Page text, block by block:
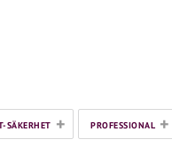
SÄKERHET + PROFESSIONAL +